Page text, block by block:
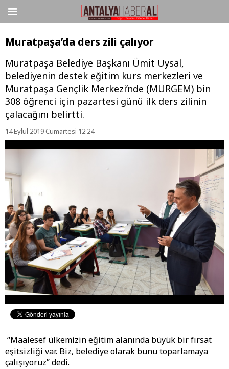
Muratpaşa’da ders zili çalıyor
Muratpaşa Belediye Başkanı Ümit Uysal,
belediyenin destek eğitim kurs merkezleri ve
Muratpaşa Gençlik Merkezi’nde (MURGEM) bin
308 öğrenci için pazartesi günü ilk ders zilinin
çalacağını belirtti.
14 Eylül 2019 Cumartesi 12:24
“Maalesef ülkemizin eğitim alanında büyük bir fırsat
eşitsizliği var. Biz, belediye olarak bunu toparlamaya
çalışıyoruz” dedi.